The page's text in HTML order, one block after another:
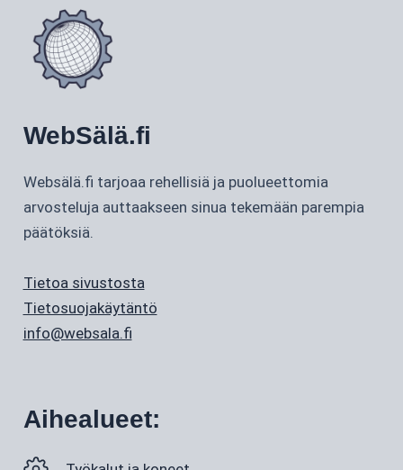
WebSälä.fi
Websälä.fi tarjoaa rehellisiä ja puolueettomia
arvosteluja auttaakseen sinua tekemään parempia
päätöksiä.
Tietoa sivustosta
Tietosuojakäytäntö
info@websala.fi
Aihealueet: